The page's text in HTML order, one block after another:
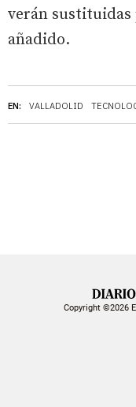
EN: VALLADOLID
verán
añadido.
Copyright ©2026